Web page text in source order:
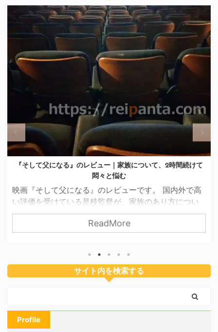
ポルトガルで潮干狩りができて驚いたお話
ポルトガルの海辺に行って、思いがけず潮干狩りをし
てきました。 潮干狩りは日本の専売特許のようなイメ
ージがあったので、 エライ人バスコダ・ガマの海で貝
をとる！ とは夢にも思っていなかったので、まさに驚
きの体験でした。 そんな夏休みの「外国で潮干狩り」
西の果てポルトガルへ行きました。 イベリア半島の西
側には大海原が広がっていて、ポルトガルの各地には
ReadMore
サイト内を検索する
Profile